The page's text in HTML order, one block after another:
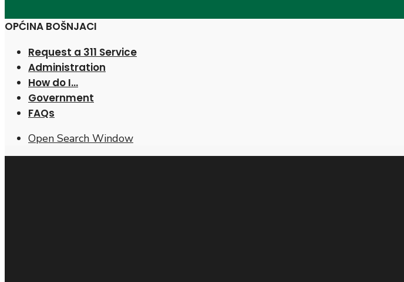
OPĆINA BOŠNJACI
Request a 311 Service
Administration
How do I…
Government
FAQs
Open Search Window